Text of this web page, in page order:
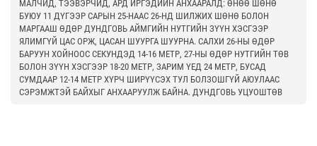
МАЛЧИД, ТЭЭВЭРЧИД, АРД ИРГЭДИЙН АНХААРАЛД: ӨНӨӨ ШӨНӨ
БУЮУ 11 ДҮГЭЭР САРЫН 25-НААС 26-НД ШИЛЖИХ ШӨНӨ БОЛОН
МАРГААШ ӨДӨР ДУНДГОВЬ АЙМГИЙН НУТГИЙН ЗҮҮН ХЭСГЭЭР
ЯЛИМГҮЙ ЦАС ОРЖ, ЦАСАН ШУУРГА ШУУРНА. САЛХИ 26-НЫ ӨДӨР
БАРУУН ХОЙНООС СЕКУНДЭД 14-16 МЕТР, 27-НЫ ӨДӨР НУТГИЙН ТӨВ
БОЛОН ЗҮҮН ХЭСГЭЭР 18-20 МЕТР, ЗАРИМ ҮЕД 24 МЕТР, БУСАД
СУМДААР 12-14 МЕТР ХҮРЧ ШИРҮҮСЭХ ТУЛ БОЛЗОШГҮЙ АЮУЛААС
СЭРЭМЖТЭЙ БАЙХЫГ АНХААРУУЛЖ БАЙНА. ДУНДГОВЬ УЦУОШТӨВ